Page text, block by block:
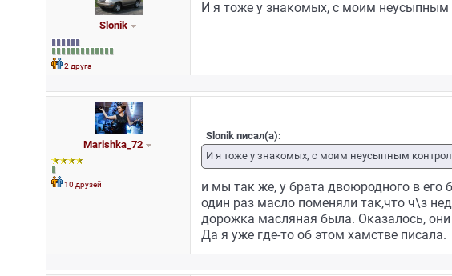
Slonik
2 друга
И я тоже у знакомых, с моим неусыпным
Marishka_72
10 друзей
Slonik писал(а):
И я тоже у знакомых, с моим неусыпным
и мы так же, у брата двоюродного в его
один раз масло поменяли так,что ч\з
дорожка масляная была. Оказалось, они
Да я уже где-то об этом хамстве писала.